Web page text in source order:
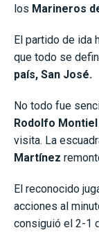
los Marineros
El partido de ida
que todo se
país, San José.
No todo fue
Rodolfo Montiel
visita. La
Martínez
El reconocido
acciones al
consiguió el 2-1